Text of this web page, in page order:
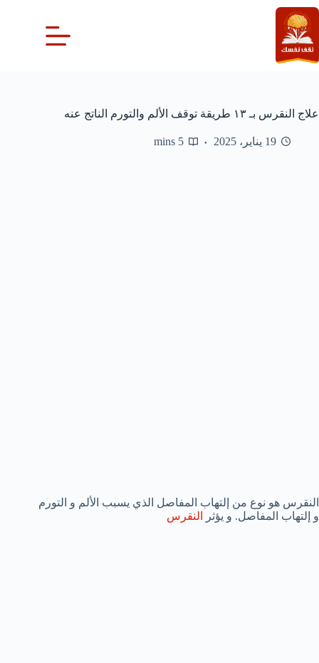
التجاوز
إلى
المحتوى
علاج النقرس بـ ١٣ طريقة توقف الألم والتورم الناتج عنه
19 يناير، 2025 5 mins
النقرس هو نوع من إلتهاب المفاصل الذي يسبب الألم و التورم
و إلتهاب المفاصل. و يؤثر
النقرس